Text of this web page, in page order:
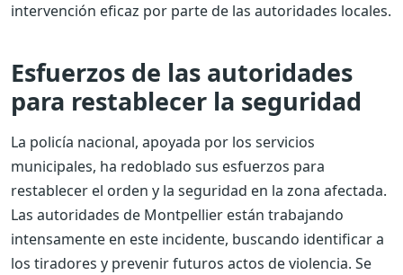
intervención eficaz por parte de las autoridades locales.
Esfuerzos de las autoridades
para restablecer la seguridad
La policía nacional, apoyada por los servicios
municipales, ha redoblado sus esfuerzos para
restablecer el orden y la seguridad en la zona afectada.
Las autoridades de Montpellier están trabajando
intensamente en este incidente, buscando identificar a
los tiradores y prevenir futuros actos de violencia. Se